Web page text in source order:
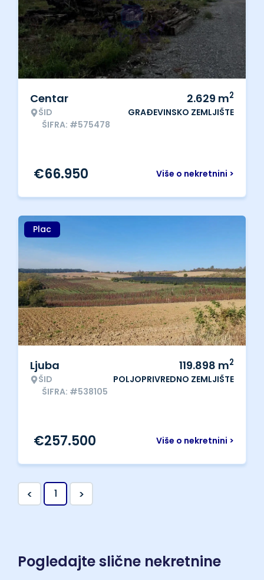
Centar
ŠID
ŠIFRA: #575478
2.629 m2
GRAĐEVINSKO ZEMLJIŠTE
Više o nekretnini >
€66.950
Plac
Ljuba
ŠID
ŠIFRA: #538105
119.898 m2
POLJOPRIVREDNO ZEMLJIŠTE
Više o nekretnini >
€257.500
< 1 >
Pogledajte slične nekretnine